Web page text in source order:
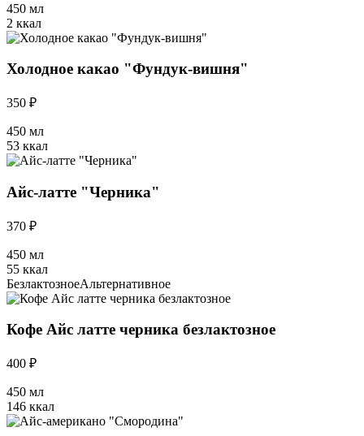
450 мл
2 ккал
Холодное какао "Фундук-вишня"
350 ₽
450 мл
53 ккал
Айс-латте "Черника"
370 ₽
450 мл
55 ккал
БезлактозноеАльтернативное
Кофе Айс латте черника безлактозное
400 ₽
450 мл
146 ккал